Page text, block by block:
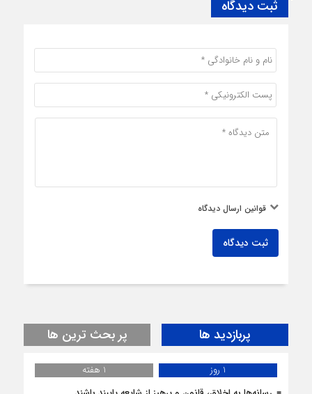
ثبت دیدگاه
قوانین ارسال دیدگاه
ثبت دیدگاه
پربازدید ها پر بحث ترین ها
1 روز
1 هفته